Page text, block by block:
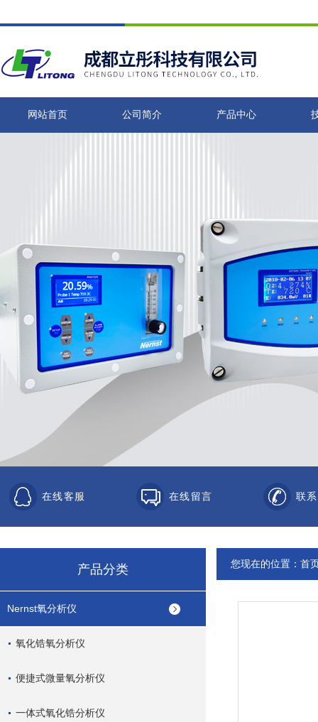
网站首页 公司简介 产品中心
在线客服 在线留言 联
产品分类
Nernst氧分析仪
氧化锆氧分析仪
便捷式微量氧分析仪
一体式氧化锆分析仪
您现在的位置： 首